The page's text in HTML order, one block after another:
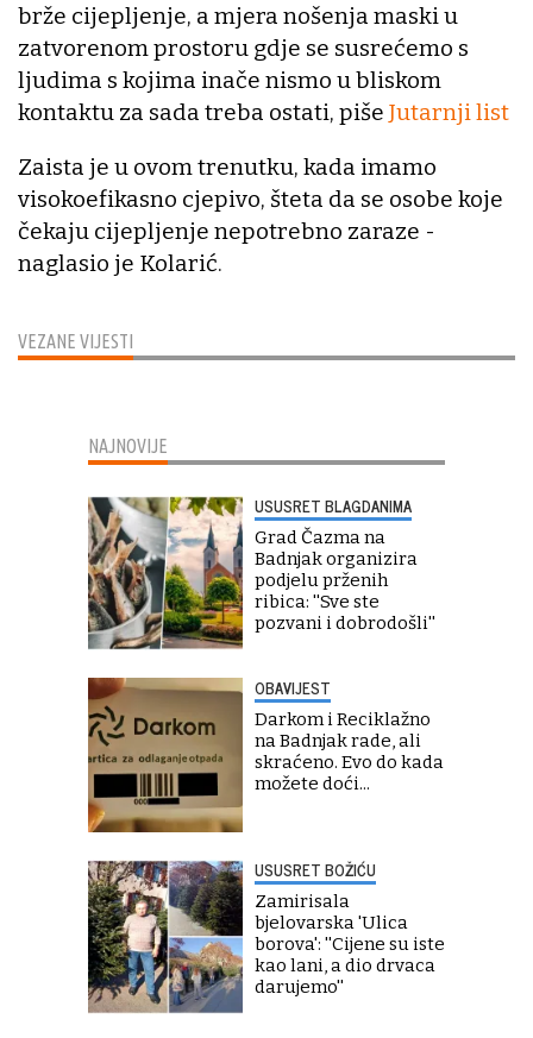
VEZANE VIJESTI
brže cijepljenje, a mjera nošenja maski u
zatvorenom prostoru gdje se susrećemo s
ljudima s kojima inače nismo u bliskom
kontaktu za sada treba ostati, piše Jutarnji list
Zaista je u ovom trenutku, kada imamo
visokoefikasno cjepivo, šteta da se osobe koje
čekaju cijepljenje nepotrebno zaraze -
naglasio je Kolarić.
NAJNOVIJE
USUSRET BLAGDANIMA
Grad Čazma na
Badnjak organizira
podjelu prženih
ribica: ''Sve ste
pozvani i dobrodošli''
OBAVIJEST
Darkom i Reciklažno
na Badnjak rade, ali
skraćeno. Evo do kada
možete doći...
USUSRET BOŽIĆU
Zamirisala
bjelovarska 'Ulica
borova': ''Cijene su iste
kao lani, a dio drvaca
darujemo''